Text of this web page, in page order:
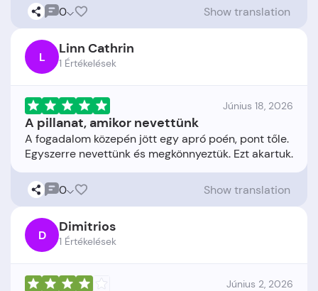
0 Show translation
L Linn Cathrin
1 Értékelések
Június 18, 2026
A pillanat, amikor nevettünk
A fogadalom közepén jött egy apró poén, pont tőle.
0 Show translation
D Dimitrios
1 Értékelések
Június 2, 2026